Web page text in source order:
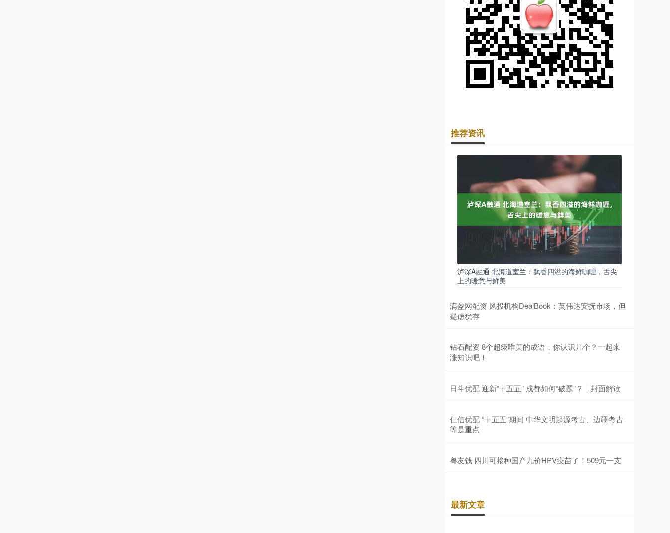
推荐资讯
泸深A融通 北海道室兰：飘香四溢的海鲜咖喱，舌尖
上的暖意与鲜美
满盈网配资 风投机构DealBook：英伟达安抚市场，但
疑虑犹存
钻石配资 8个超级唯美的成语，你认识几个？一起来
涨知识吧！
日斗优配 迎新“十五五” 成都如何“破题”？｜封面解读
仁信优配 “十五五”期间 中华文明起源考古、边疆考古
等是重点
粤友钱 四川可接种国产九价HPV疫苗了！509元一支
最新文章